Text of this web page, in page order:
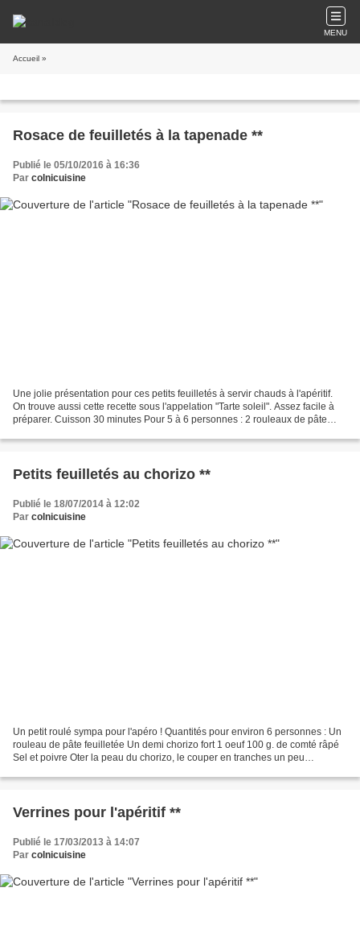
MENU
Accueil »
Rosace de feuilletés à la tapenade **
Publié le 05/10/2016 à 16:36
Par colnicuisine
Une jolie présentation pour ces petits feuilletés à servir chauds à l'apéritif.
On trouve aussi cette recette sous l'appelation "Tarte soleil". Assez facile à
préparer. Cuisson 30 minutes Pour 5 à 6 personnes : 2 rouleaux de pâte
Petits feuilletés au chorizo **
Publié le 18/07/2014 à 12:02
Par colnicuisine
Un petit roulé sympa pour l'apéro ! Quantités pour environ 6 personnes : Un
rouleau de pâte feuilletée Un demi chorizo fort 1 oeuf 100 g. de comté râpé
Sel et poivre Oter la peau du chorizo, le couper en tranches un peu
Verrines pour l'apéritif **
Publié le 17/03/2013 à 14:07
Par colnicuisine